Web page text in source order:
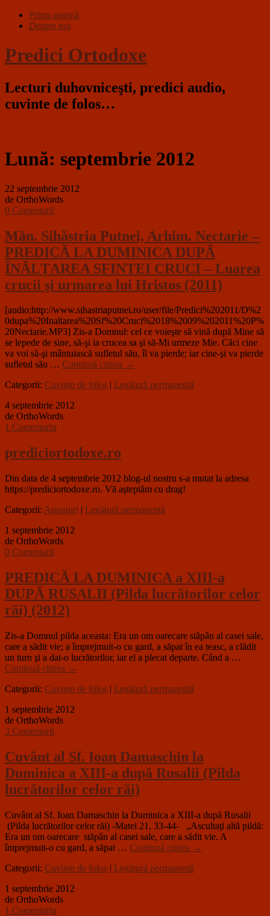
Prima pagină
Despre noi
Predici Ortodoxe
Lecturi duhovniceşti, predici audio,
cuvinte de folos…
Lună: septembrie 2012
22 septembrie 2012
de OrthoWords
0 Comentarii
Măn. Sihăstria Putnei, Arhim. Nectarie –
PREDICĂ LA DUMINICA DUPĂ
ÎNĂLȚAREA SFINTEI CRUCI – Luarea
crucii şi urmarea lui Hristos (2011)
[audio:http://www.sihastriaputnei.ro/user/file/Predici%202011/D%2
0dupa%20Inaltarea%20Sf%20Cruci%2018%2009%202011%20P%
20Nectarie.MP3] Zis-a Domnul: cel ce voieşte să vină după Mine să
se lepede de sine, să-şi ia crucea sa şi să-Mi urmeze Mie. Căci cine
va voi să-şi mântuiască sufletul său, îl va pierde; iar cine-şi va pierde
sufletul său … Continuă citirea →
Categorii: Cuvinte de folos
Legătură permanentă
4 septembrie 2012
de OrthoWords
1 Comentariu
prediciortodoxe.ro
Din data de 4 septembrie 2012 blog-ul nostru s-a mutat la adresa
https://prediciortodoxe.ro. Vă aşteptăm cu drag!
Categorii: Anunţuri | Legătură permanentă
1 septembrie 2012
de OrthoWords
0 Comentarii
PREDICĂ LA DUMINICA a XIII-a
DUPĂ RUSALII (Pilda lucrătorilor celor
răi) (2012)
Zis-a Domnul pilda aceasta: Era un om oarecare stăpân al casei sale,
care a sădit vie; a împrejmuit-o cu gard, a săpat în ea teasc, a clădit
un turn şi a dat-o lucrătorilor, iar el a plecat departe. Când a …
Continuă citirea →
Categorii: Cuvinte de folos | Legătură permanentă
1 septembrie 2012
de OrthoWords
3 Comentarii
Cuvânt al Sf. Ioan Damaschin la
Duminica a XIII-a după Rusalii (Pilda
lucrătorilor celor răi)
Cuvânt al Sf. Ioan Damaschin la Duminica a XIII-a după Rusalii
(Pilda lucrătorilor celor răi) -Matei 21, 33-44- „Ascultaţi altă pildă:
Era un om oarecare stăpân al casei sale, care a sădit vie. A
împrejmuit-o cu gard, a săpat … Continuă citirea →
Categorii: Cuvinte de folos | Legătură permanentă
1 septembrie 2012
de OrthoWords
1 Comentariu